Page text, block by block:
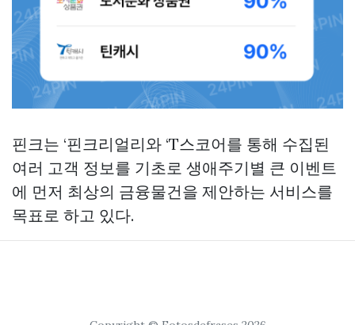
핀크는 ‘핀크리얼리와 ‘T스코어를 통해 수집된
여러 고객 정보를 기초로 생애주기별 큰 이벤트
에 먼저 최상의 금융물건을 제안하는 서비스를
목표로 하고 있다.